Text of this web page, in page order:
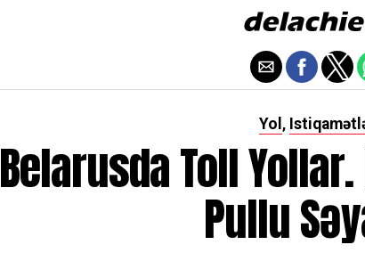
Yol ,
Belarusda Toll
Pullu